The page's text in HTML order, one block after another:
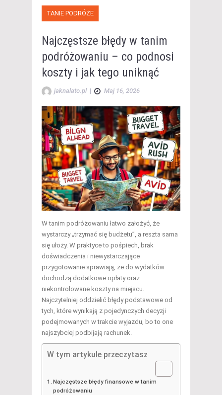
TANIE PODRÓŻE
Najczęstsze błędy w tanim
podróżowaniu – co podnosi
koszty i jak tego uniknąć
jaknalato.pl | Maj 16, 2026
W tanim podróżowaniu łatwo założyć, że
wystarczy „trzymać się budżetu”, a reszta sama
się ułoży. W praktyce to pośpiech, brak
doświadczenia i niewystarczające
przygotowanie sprawiają, że do wydatków
dochodzą dodatkowe opłaty oraz
niekontrolowane koszty na miejscu.
Najczytelniej oddzielić błędy podstawowe od
tych, które wynikają z pojedynczych decyzji
podejmowanych w trakcie wyjazdu, bo to one
najszybciej podbijają rachunek.
W tym artykule przeczytasz
Najczęstsze błędy finansowe w tanim
podróżowaniu